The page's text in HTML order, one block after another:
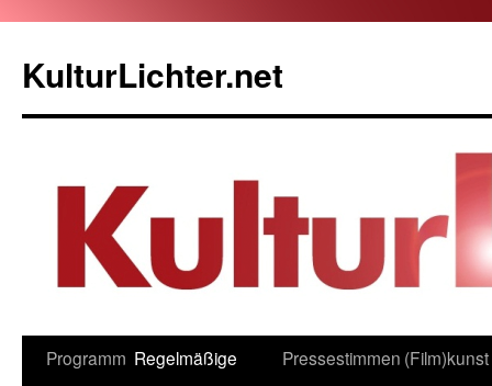
KulturLichter.net
Zum
Programm Regelmäßige
Pressestimmen (Film)kunst